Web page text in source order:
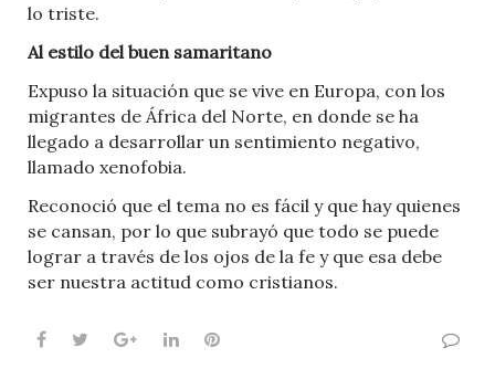
lo triste.
Al estilo del buen samaritano
Expuso la situación que se vive en Europa, con los
migrantes de África del Norte, en donde se ha
llegado a desarrollar un sentimiento negativo,
llamado xenofobia.
Reconoció que el tema no es fácil y que hay quienes
se cansan, por lo que subrayó que todo se puede
lograr a través de los ojos de la fe y que esa debe
ser nuestra actitud como cristianos.
Facebook
TwitterGoogle+LinkedInPinterest